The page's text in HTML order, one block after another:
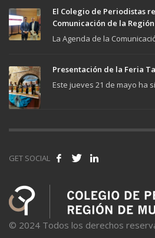
El Colegio de Periodistas
Comunicación de la
La Agenda de la
Presentación de la Feria
Este jueves 21 de mayo ha
GET SOCIAL
© 2024 Todos los derechos